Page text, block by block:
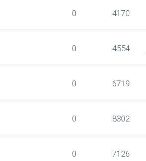
0 4170
0 4554
0 6719
0 8302
0 7126